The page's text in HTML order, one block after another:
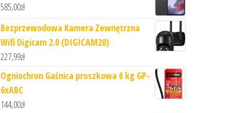
585,00zł
Bezprzewodowa Kamera Zewnętrzna
Wifi Digicam 2.0 (DIGICAM20)
227,99zł
Ogniochron Gaśnica proszkowa 6 kg GP-
6xABC
144,00zł